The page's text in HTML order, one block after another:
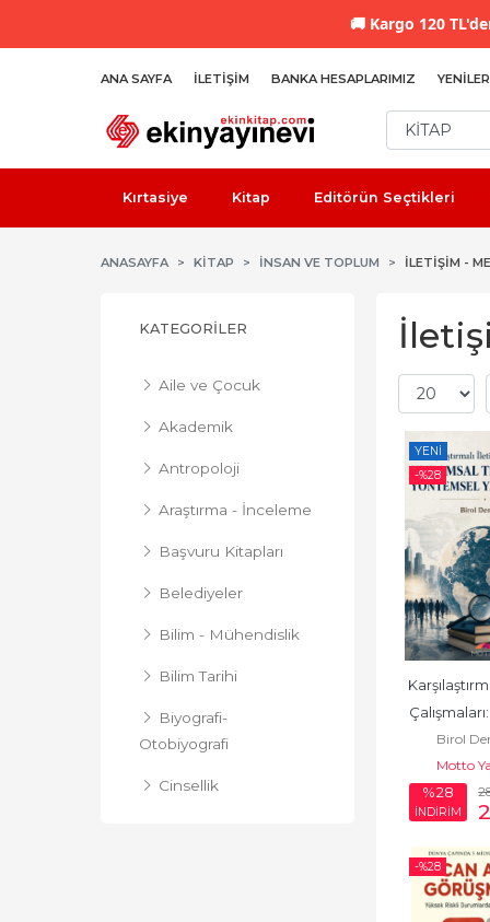
🚚 Kargo 120
ANA SAYFA İLETIŞIM BANKA HESAPLARIMIZ YENILER
Kırtasiye Kitap Editörün Seçtikleri
ANASAYFA KİTAP İNSAN VE TOPLUM İLETIŞIM -
KATEGORILER
Aile ve Çocuk
Akademik
Antropoloji
Araştırma - İnceleme
Başvuru Kitapları
Belediyeler
Bilim - Mühendislik
Bilim Tarihi
Biyografi-
Otobiyografi
Cinsellik
YENI
-%28
Birol
Motto
%28
İNDİRİM
-%28